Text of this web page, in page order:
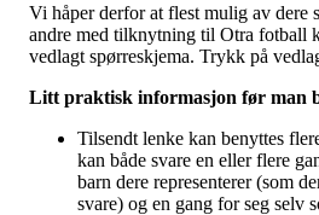
Vi håper derfor at flest mulig av dere
andre med tilknytning til Otra fotball
vedlagt spørreskjema. Trykk på
Litt praktisk informasjon før man
Tilsendt lenke kan benyttes
kan både svare en eller flere
barn dere representerer (som
svare) og en gang for seg selv